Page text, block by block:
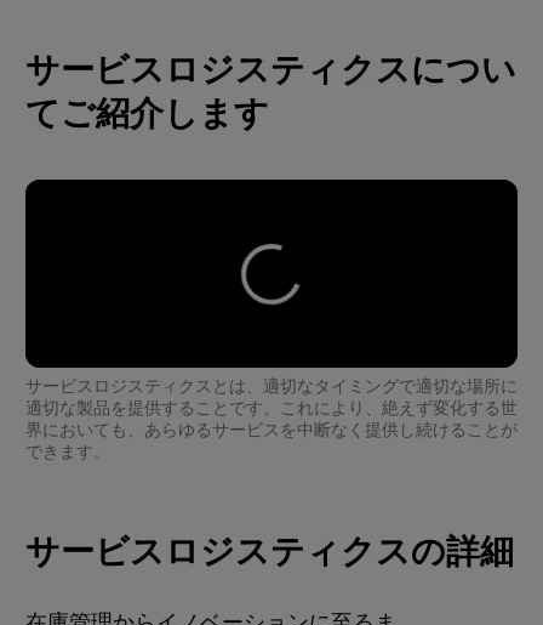
サービスロジスティクスについ
てご紹介します
サービスロジスティクスとは、適切なタイミングで適切な場所に
適切な製品を提供することです。これにより、絶えず変化する世
界においても、あらゆるサービスを中断なく提供し続けることが
できます。
サービスロジスティクスの詳細